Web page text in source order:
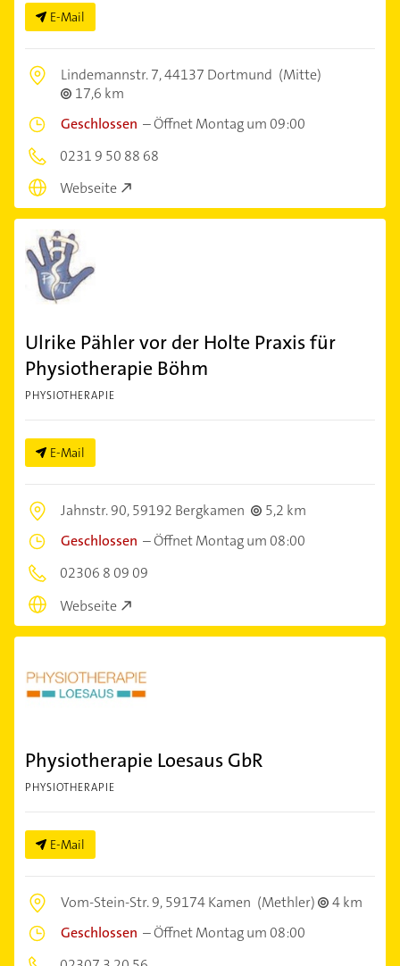
E-Mail
Lindemannstr. 7,44137 Dortmund (Mitte)
17,6 km
Geschlossen –Öffnet Montag um 09:00
0231 9 50 88 68
Webseite
Ulrike Pähler vor der Holte Praxis für
Physiotherapie Böhm
PHYSIOTHERAPIE
E-Mail
Jahnstr. 90,59192 Bergkamen
5,2 km
Geschlossen –Öffnet Montag um 08:00
02306 8 09 09
Webseite
Physiotherapie Loesaus GbR
PHYSIOTHERAPIE
E-Mail
Vom-Stein-Str. 9,59174 Kamen (Methler)
4 km
Geschlossen –Öffnet Montag um 08:00